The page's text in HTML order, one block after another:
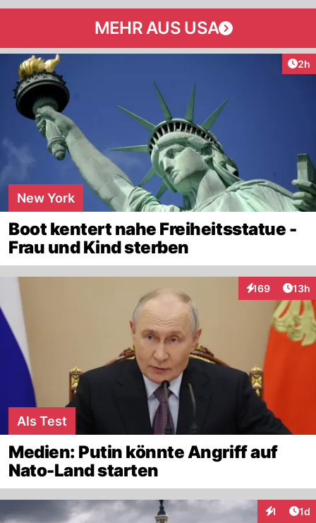
MEHR AUS USA
2h
New York
Boot kentert nahe Freiheitsstatue -
Frau und Kind sterben
169
Interaktionen
13h
Als Test
Medien: Putin könnte Angriff auf
Nato-Land starten
1 1d